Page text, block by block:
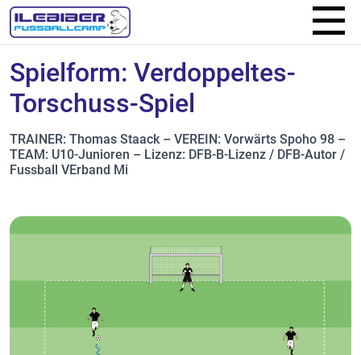
Spielform: Verdoppeltes-
Torschuss-Spiel
TRAINER: Thomas Staack – VEREIN: Vorwärts Spoho 98 –
TEAM: U10-Junioren – Lizenz: DFB-B-Lizenz / DFB-Autor /
Fussball VErband Mi